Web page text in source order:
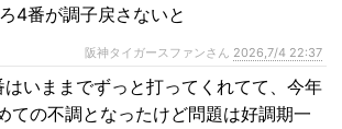
4番が調子戻さないと
阪神タイガースファンさん 2026,7/4 22:37
はいままでずっと打ってくれてて、今年
ての不調となったけど問題は好調期一